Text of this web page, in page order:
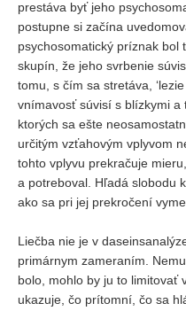
prestáva byť jeho
postupne si začína
psychosomatický príznak bol
skupín, že jeho svrbenie
tomu, s čím sa stretáva,
vnímavosť súvisí s blízkymi a
ktorých sa ešte
určitým vzťahovým vplyvom
tohto vplyvu prekračuje
a potreboval. Hľadá slobodu
ako sa pri jej prekročení
Liečba nie je v
primárnym zameraním.
bolo, mohlo by ju to limitovať
ukazuje, čo prítomní, čo sa